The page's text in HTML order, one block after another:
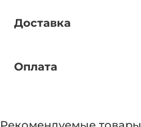
Доставка
Оплата